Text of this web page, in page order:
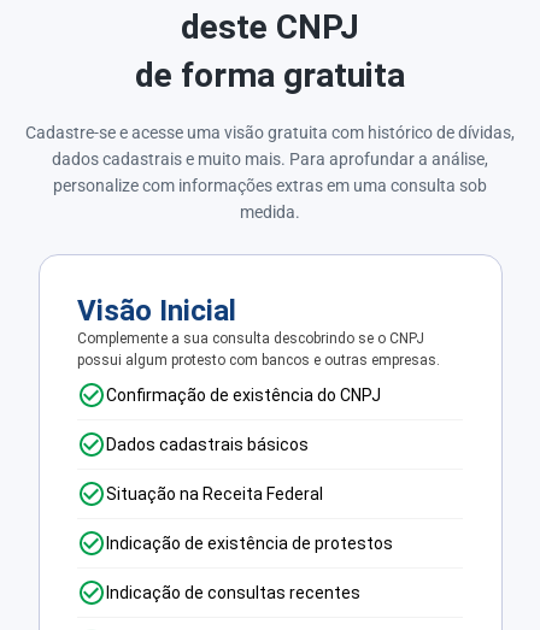
deste CNPJ
de forma gratuita
Cadastre-se e acesse uma visão gratuita com histórico de dívidas,
dados cadastrais e muito mais. Para aprofundar a análise,
personalize com informações extras em uma consulta sob
medida.
Visão Inicial
Complemente a sua consulta descobrindo se o CNPJ
possui algum protesto com bancos e outras empresas.
Confirmação de existência do CNPJ
Dados cadastrais básicos
Situação na Receita Federal
Indicação de existência de protestos
Indicação de consultas recentes